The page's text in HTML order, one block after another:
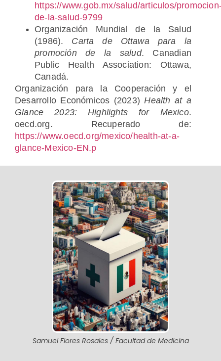
Samuel Flores Rosales / Facultad de Medicina
https://www.gob.mx/salud/articulos/
de-la-salud-9799
Organización Mundial de la Salud
(1986). Carta de Ottawa para la
promoción de la salud. Canadian
Public Health Association: Ottawa,
Canadá.
Organización para la Cooperación y el
Desarrollo Económicos (2023)Health at a
Glance 2023: Highlights for Mexico.
oecd.org. Recuperado de:
https://www.oecd.org/mexico/health-at-a-
glance-Mexico-EN.p